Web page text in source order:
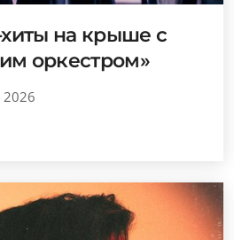
на крыше с
оркестром»